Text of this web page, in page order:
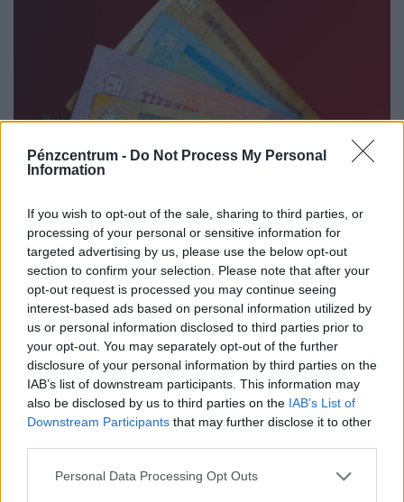
Pénzcentrum - Do Not Process My Personal
Information
If you wish to opt-out of the sale, sharing to third parties, or
processing of your personal or sensitive information for
targeted advertising by us, please use the below opt-out
section to confirm your selection. Please note that after your
opt-out request is processed you may continue seeing
interest-based ads based on personal information utilized by
us or personal information disclosed to third parties prior to
your opt-out. You may separately opt-out of the further
disclosure of your personal information by third parties on the
IAB’s list of downstream participants. This information may
also be disclosed by us to third parties on the IAB’s List of
Downstream Participants that may further disclose it to other
Personal Data Processing Opt Outs
Ilyenre öt éve nem volt példa: teljesen
elfordultak a magyarok ettől a slágerhiteltől
A magyarok egyre óvatosabban folyamodnak kölcsönért:
közel kétharmaduk nem vett fel hitelt az elmúlt egy
évben